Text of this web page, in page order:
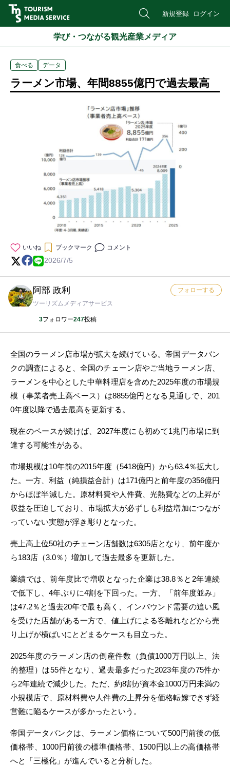
新規登録 ログイン
学び・つながる観光産業メディア
食べる データ
ラーメン市場、年間8855億円で過去最高
いいね ブックマーク コメント
2026/7/5
阿部 政利
ツーリズムメディアサービス
3フォロワー247投稿
フォローする
全国のラーメン店市場が拡大を続けている。帝国データバン
クの調査によると、全国のチェーン店やご当地ラーメン店、
ラーメンを中心とした中華料理店を含めた2025年度の市場規
模（事業者売上高ベース）は8855億円となる見通しで、201
0年度以降で過去最高を更新する。
現在のペースが続けば、2027年度にも初めて1兆円市場に到
達する可能性がある。
市場規模は10年前の2015年度（5418億円）から63.4％拡大し
た。一方、利益（純損益合計）は171億円と前年度の356億円
からほぼ半減した。原材料費や人件費、光熱費などの上昇が
収益を圧迫しており、市場拡大が必ずしも利益増加につなが
っていない実態が浮き彫りとなった。
売上高上位50社のチェーン店舗数は6305店となり、前年度か
ら183店（3.0％）増加して過去最多を更新した。
業績では、前年度比で増収となった企業は38.8％と2年連続
で低下し、4年ぶりに4割を下回った。一方、「前年度並み」
は47.2％と過去20年で最も高く、インバウンド需要の追い風
を受けた店舗がある一方で、値上げによる客離れなどから売
り上げが横ばいにとどまるケースも目立った。
2025年度のラーメン店の倒産件数（負債1000万円以上、法
的整理）は55件となり、過去最多だった2023年度の75件か
ら2年連続で減少した。ただ、約8割が資本金1000万円未満の
小規模店で、原材料費や人件費の上昇分を価格転嫁できず経
営難に陥るケースが多かったという。
帝国データバンクは、ラーメン価格について500円前後の低
価格帯、1000円前後の標準価格帯、1500円以上の高価格帯
へと「三極化」が進んでいると分析した。